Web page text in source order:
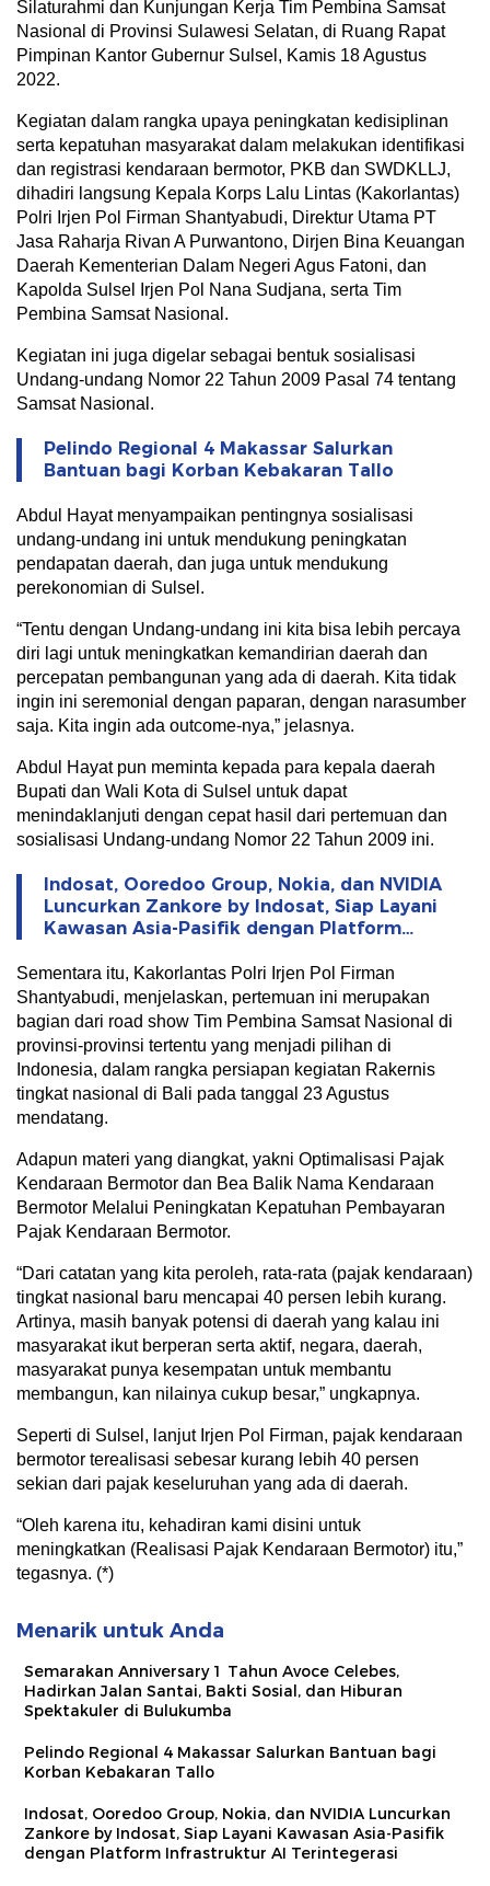
Silaturahmi dan Kunjungan Kerja Tim Pembina Samsat
Nasional di Provinsi Sulawesi Selatan, di Ruang Rapat
Pimpinan Kantor Gubernur Sulsel, Kamis 18 Agustus
2022.
Kegiatan dalam rangka upaya peningkatan kedisiplinan
serta kepatuhan masyarakat dalam melakukan identifikasi
dan registrasi kendaraan bermotor, PKB dan SWDKLLJ,
dihadiri langsung Kepala Korps Lalu Lintas (Kakorlantas)
Polri Irjen Pol Firman Shantyabudi, Direktur Utama PT
Jasa Raharja Rivan A Purwantono, Dirjen Bina Keuangan
Daerah Kementerian Dalam Negeri Agus Fatoni, dan
Kapolda Sulsel Irjen Pol Nana Sudjana, serta Tim
Pembina Samsat Nasional.
Kegiatan ini juga digelar sebagai bentuk sosialisasi
Undang-undang Nomor 22 Tahun 2009 Pasal 74 tentang
Samsat Nasional.
Pelindo Regional 4 Makassar Salurkan
Bantuan bagi Korban Kebakaran Tallo
Abdul Hayat menyampaikan pentingnya sosialisasi
undang-undang ini untuk mendukung peningkatan
pendapatan daerah, dan juga untuk mendukung
perekonomian di Sulsel.
“Tentu dengan Undang-undang ini kita bisa lebih percaya
diri lagi untuk meningkatkan kemandirian daerah dan
percepatan pembangunan yang ada di daerah. Kita tidak
ingin ini seremonial dengan paparan, dengan narasumber
saja. Kita ingin ada outcome-nya,” jelasnya.
Abdul Hayat pun meminta kepada para kepala daerah
Bupati dan Wali Kota di Sulsel untuk dapat
menindaklanjuti dengan cepat hasil dari pertemuan dan
sosialisasi Undang-undang Nomor 22 Tahun 2009 ini.
Indosat, Ooredoo Group, Nokia, dan NVIDIA
Luncurkan Zankore by Indosat, Siap Layani
Kawasan Asia-Pasifik dengan Platform
Sementara itu, Kakorlantas Polri Irjen Pol Firman
Shantyabudi, menjelaskan, pertemuan ini merupakan
bagian dari road show Tim Pembina Samsat Nasional di
provinsi-provinsi tertentu yang menjadi pilihan di
Indonesia, dalam rangka persiapan kegiatan Rakernis
tingkat nasional di Bali pada tanggal 23 Agustus
mendatang.
Adapun materi yang diangkat, yakni Optimalisasi Pajak
Kendaraan Bermotor dan Bea Balik Nama Kendaraan
Bermotor Melalui Peningkatan Kepatuhan Pembayaran
Pajak Kendaraan Bermotor.
“Dari catatan yang kita peroleh, rata-rata (pajak kendaraan)
tingkat nasional baru mencapai 40 persen lebih kurang.
Artinya, masih banyak potensi di daerah yang kalau ini
masyarakat ikut berperan serta aktif, negara, daerah,
masyarakat punya kesempatan untuk membantu
membangun, kan nilainya cukup besar,” ungkapnya.
Seperti di Sulsel, lanjut Irjen Pol Firman, pajak kendaraan
bermotor terealisasi sebesar kurang lebih 40 persen
sekian dari pajak keseluruhan yang ada di daerah.
“Oleh karena itu, kehadiran kami disini untuk
meningkatkan (Realisasi Pajak Kendaraan Bermotor) itu,”
tegasnya. (*)
Menarik untuk Anda
Semarakan Anniversary 1 Tahun Avoce Celebes,
Hadirkan Jalan Santai, Bakti Sosial, dan Hiburan
Spektakuler di Bulukumba
Pelindo Regional 4 Makassar Salurkan Bantuan bagi
Korban Kebakaran Tallo
Indosat, Ooredoo Group, Nokia, dan NVIDIA Luncurkan
Zankore by Indosat, Siap Layani Kawasan Asia-Pasifik
dengan Platform Infrastruktur AI Terintegerasi